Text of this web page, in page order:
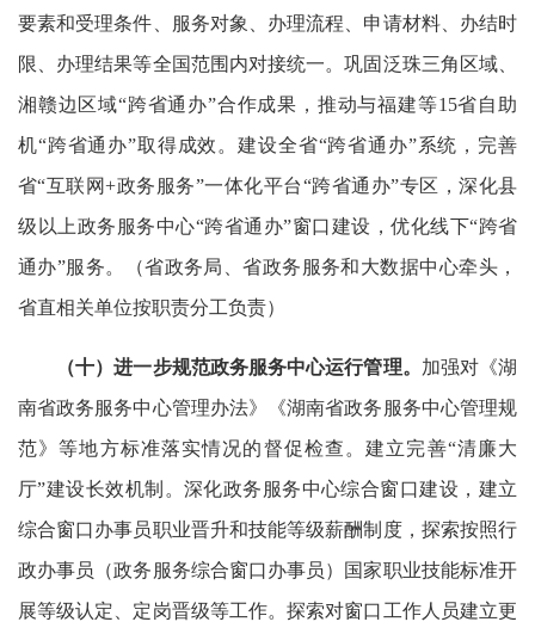
要素和受理条件、服务对象、办理流程、申请材料、办结时
限、办理结果等全国范围内对接统一。巩固泛珠三角区域、
湘赣边区域“跨省通办”合作成果，推动与福建等15省自助
机“跨省通办”取得成效。建设全省“跨省通办”系统，完善
省“互联网+政务服务”一体化平台“跨省通办”专区，深化县
级以上政务服务中心“跨省通办”窗口建设，优化线下“跨省
通办”服务。（省政务局、省政务服务和大数据中心牵头，
省直相关单位按职责分工负责）
（十）进一步规范政务服务中心运行管理。 加强对《湖
南省政务服务中心管理办法》《湖南省政务服务中心管理规
范》等地方标准落实情况的督促检查。建立完善“清廉大
厅”建设长效机制。深化政务服务中心综合窗口建设，建立
综合窗口办事员职业晋升和技能等级薪酬制度，探索按照行
政办事员（政务服务综合窗口办事员）国家职业技能标准开
展等级认定、定岗晋级等工作。探索对窗口工作人员建立更